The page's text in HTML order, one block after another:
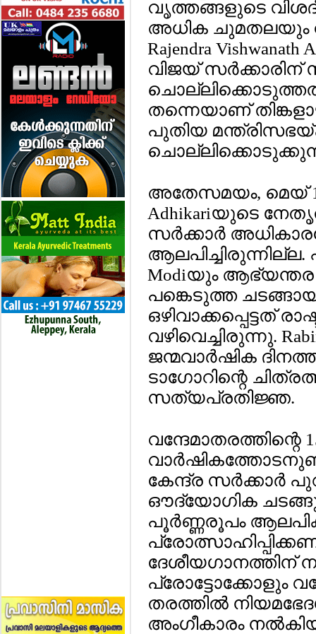
വൃത്തങ്ങളുടെ
അധിക ചുമതലയും
Rajendra
വിജയ്
തന്നെയാണ്
പുതിയ
അതേസമയം, മെയ് 11-
Adhikariയുടെ
സര്‍ക്കാര്‍
ആലപിച്ചിരുന്നില്ല.
Modiയും ആഭ്യന്തര
പങ്കെടുത്ത
ഒഴിവാക്കപ്പെട്ടത്
വഴിവെച്ചിരുന്നു.
ജന്മവാര്‍ഷിക
ടാഗോറിന്റെ
സത്യപ്രതിജ്ഞ.
വന്ദേമാതരത്തിന്റെ
കേന്ദ്ര സര്‍ക്കാര്‍
ഔദ്യോഗിക
പൂര്‍ണ്ണരൂപം
പ്രോട്ടോക്കോളും
തരത്തില്‍
അംഗീകാരം